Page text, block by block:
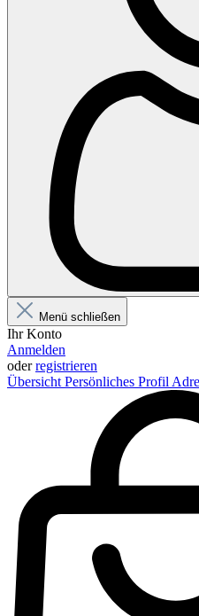
Menü schließen
Ihr Konto
Anmelden
oderregistrieren
Übersicht Persönliches Profil